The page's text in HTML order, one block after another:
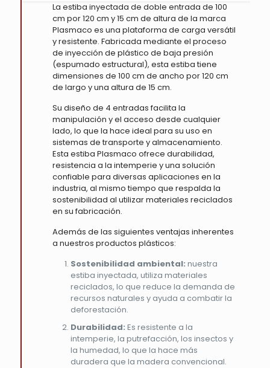
La estiba inyectada de doble entrada de 100
cm por 120 cm y 15 cm de altura de la marca
Plasmaco es una plataforma de carga versátil
y resistente. Fabricada mediante el proceso
de inyección de plástico de baja presión
(espumado estructural), esta estiba tiene
dimensiones de 100 cm de ancho por 120 cm
de largo y una altura de 15 cm.
Su diseño de 4 entradas facilita la
manipulación y el acceso desde cualquier
lado, lo que la hace ideal para su uso en
sistemas de transporte y almacenamiento.
Esta estiba Plasmaco ofrece durabilidad,
resistencia a la intemperie y una solución
confiable para diversas aplicaciones en la
industria, al mismo tiempo que respalda la
sostenibilidad al utilizar materiales reciclados
en su fabricación.
Además de las siguientes ventajas inherentes
a nuestros productos plásticos:
Sostenibilidad ambiental: nuestra
estiba inyectada, utiliza materiales
reciclados, lo que reduce la demanda de
recursos naturales y ayuda a combatir la
deforestación.
Durabilidad: Es resistente a la
intemperie, la putrefacción, los insectos y
la humedad, lo que la hace más
duradera que la madera convencional.